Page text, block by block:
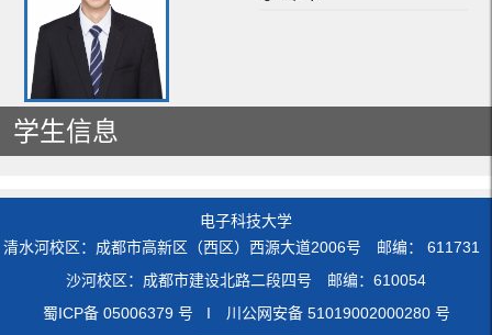
学生信息
电子科技大学
清水河校区：成都市高新区（西区）西源大道2006号 邮编： 611731
沙河校区：成都市建设北路二段四号 邮编：610054
蜀ICP备 05006379 号 I 川公网安备 51019002000280 号